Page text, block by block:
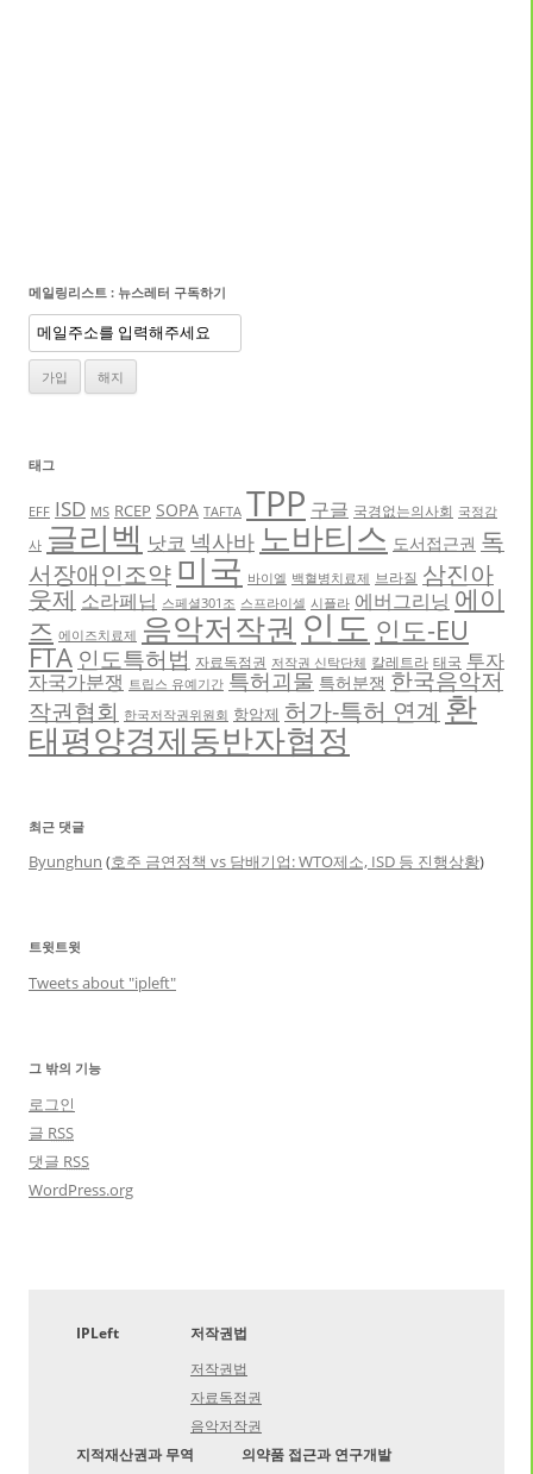
메일링리스트 : 뉴스레터 구독하기
태그
EFF ISD MS RCEP SOPA TAFTA TPP 구글 국경없는의사회 국정감
사 글리벡 낫코 넥사바 노바티스 도서접근권 독
서장애인조약 미국 바이엘 백혈병치료제 브라질 삼진아
웃제 소라페닙 스페셜301조 스프라이셀 시플라 에버그리닝 에이
즈 에이즈치료제 음악저작권 인도 인도-EU
FTA 인도특허법 자료독점권 저작권 신탁단체 칼레트라 태국 투자
자국가분쟁 트립스 유예기간 특허괴물 특허분쟁 한국음악저
작권협회 한국저작권위원회 항암제 허가-특허 연계 환
태평양경제동반자협정
최근 댓글
Byunghun (호주 금연정책 vs 담배기업: WTO제소, ISD 등 진행상황)
트윗트윗
Tweets about "ipleft"
그 밖의 기능
로그인
글 RSS
댓글 RSS
WordPress.org
IPLeft
저작권법
저작권법
자료독점권
음악저작권
지적재산권과 무역
의약품 접근과 연구개발